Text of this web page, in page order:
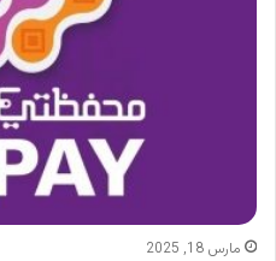
مارس 18, 2025